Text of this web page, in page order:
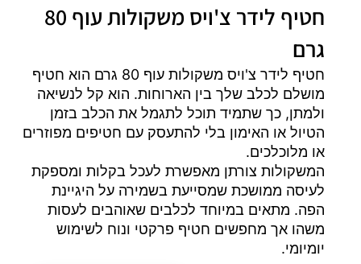
חטיף לידר צ'ויס משקולות עוף 80
גרם
חטיף לידר צ'ויס משקולות עוף 80 גרם הוא חטיף
מושלם לכלב שלך בין הארוחות. הוא קל לנשיאה
ולמתן, כך שתמיד תוכל לתגמל את הכלב בזמן
הטיול או האימון בלי להתעסק עם חטיפים מפוזרים
או מלוכלכים.
המשקולות צורתן מאפשרת לעכל בקלות ומספקת
לעיסה ממושכת שמסייעת בשמירה על היגיינת
הפה. מתאים במיוחד לכלבים שאוהבים לעסות
משהו אך מחפשים חטיף פרקטי ונוח לשימוש
יומיומי.